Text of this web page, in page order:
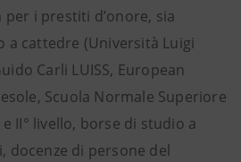
i prestiti d’onore, sia
a cattedre (Università Luigi
Carli LUISS, European
Scuola Normale Superiore
II° livello, borse di studio a
di persone del